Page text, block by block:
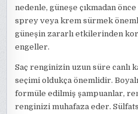
nedenle, güneşe çıkmadan
sprey veya krem sürmek
güneşin zararlı etkilerinden
engeller.
Saç renginizin uzun süre canlı
seçimi oldukça önemlidir.
formüle edilmiş şampuanlar,
renginizi muhafaza eder.